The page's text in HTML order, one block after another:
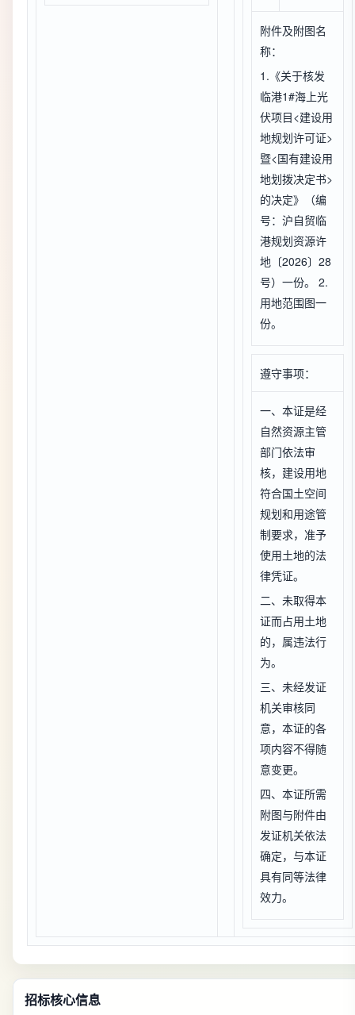
附件及附图名
称：
1.《关于核发
临港1#海上光
伏项目<建设用
地规划许可证>
暨<国有建设用
地划拨决定书>
的决定》（编
号：沪自贸临
港规划资源许
地〔2026〕28
号）一份。 2.
用地范围图一
份。
遵守事项：
一、本证是经
自然资源主管
部门依法审
核，建设用地
符合国土空间
规划和用途管
制要求，准予
使用土地的法
律凭证。
二、未取得本
证而占用土地
的，属违法行
为。
三、未经发证
机关审核同
意，本证的各
项内容不得随
意变更。
四、本证所需
附图与附件由
发证机关依法
确定，与本证
具有同等法律
效力。
招标核心信息